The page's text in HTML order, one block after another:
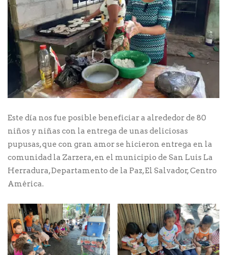
Este día nos fue posible beneficiar a alrededor de 80
niños y niñas con la entrega de unas deliciosas
pupusas, que con gran amor se hicieron entrega en la
comunidad la Zarzera, en el municipio de San Luis La
Herradura, Departamento de la Paz, El Salvador, Centro
América.